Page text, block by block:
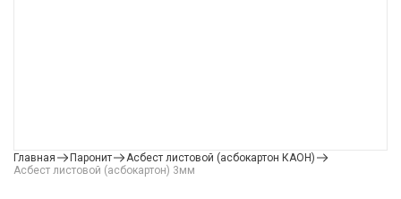
Главная Паронит
Асбест листовой (асбокартон КАОН)
Асбест листовой (асбокартон) 3мм